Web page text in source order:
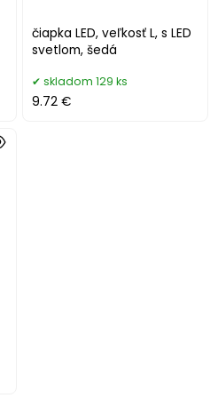
čiapka LED, veľkosť L, s LED
svetlom, šedá
skladom 129 ks
9.72 €